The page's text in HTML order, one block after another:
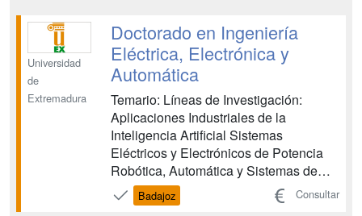
de Estructuras ...
Universidad
de
Extremadura
Doctorado en Ingeniería
Eléctrica, Electrónica y
Automática
Temario: Líneas de Investigación:
Aplicaciones Industriales de la
Inteligencia Artificial Sistemas
Eléctricos y Electrónicos de Potencia
Robótica, Automática y Sistemas de
Producción Clasificación de Patrones y
Análisis de Imágenes Tecnología
Badajoz Consultar